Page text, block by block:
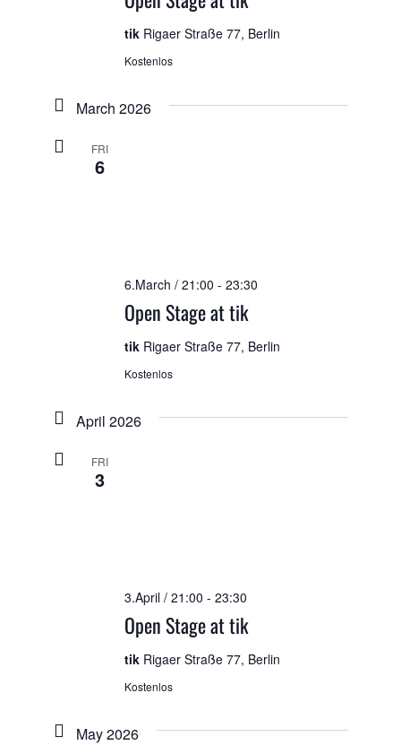
tik Rigaer Straße 77, Berlin
Kostenlos
March 2026
FRI
6
Open Stage at tik
6.March / 21:00 - 23:30
tik Rigaer Straße 77, Berlin
Kostenlos
April 2026
FRI
3
Open Stage at tik
3.April / 21:00 - 23:30
tik Rigaer Straße 77, Berlin
Kostenlos
May 2026